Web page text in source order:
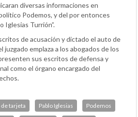
diversas informaciones en
Podemos, y del por entonces
Iglesias Turrión”.
de acusación y dictado el auto de
juzgado emplaza a los abogados de los
sus escritos de defensa y
como el órgano encargado del
de tarjeta Pablo Iglesias Podemos